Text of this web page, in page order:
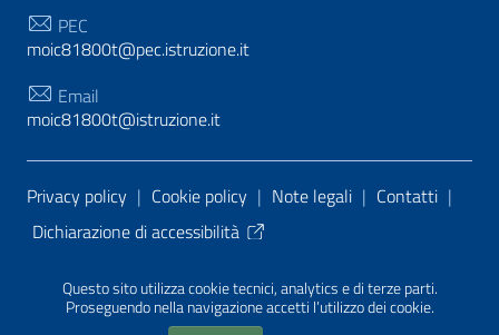
Questo sito utilizza cookie tecnici, analytics e di terze parti.
Proseguendo nella navigazione accetti l’utilizzo dei cookie.
PEC
moic81800t@pec.istruzione.it
Email
moic81800t@istruzione.it
Sezione Link Utili
Privacy policy | Cookie policy | Note legali | Contatti |
Dichiarazione di accessibilità
PA di AgID
| Realizzato con WordPress
da